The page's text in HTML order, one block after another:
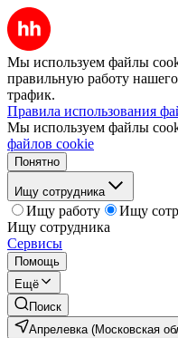
Мы используем файлы
правильную работу нашего
трафик.
Правила использования
Мы используем файлы
файлов cookie
Понятно
Ищу сотрудника
Ищу работу
Ищу
Ищу сотрудника
Сервисы
Помощь
Ещё
Поиск
Апрелевка (Московская